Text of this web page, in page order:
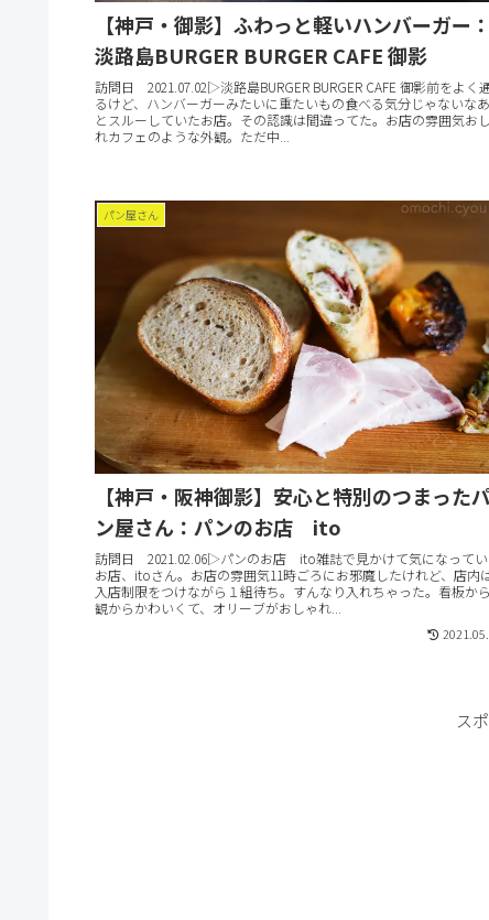
【神戸・御影】ふわっと軽いハンバーガー：
淡路島BURGER BURGER CAFE 御影
訪問日 2021.07.02▷淡路島BURGER BURGER CAFE 御影前をよく
るけど、ハンバーガーみたいに重たいもの食べる気分じゃないなあ
とスルーしていたお店。その認識は間違ってた。お店の雰囲気お
れカフェのような外観。ただ中...
パン屋さん
【神戸・阪神御影】安心と特別のつまったパ
ン屋さん：パンのお店 ito
訪問日 2021.02.06▷パンのお店 ito雑誌で見かけて気になって
お店、itoさん。お店の雰囲気11時ごろにお邪魔したけれど、店内
入店制限をつけながら１組待ち。すんなり入れちゃった。看板か
観からかわいくて、オリーブがおしゃれ...
ス